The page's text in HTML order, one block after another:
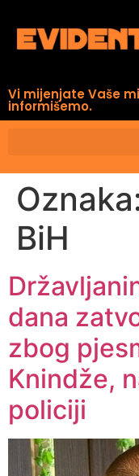
Vi mijenjate Vaše
informišemo.
BiH
dana
zbog
Knindže,
policiji